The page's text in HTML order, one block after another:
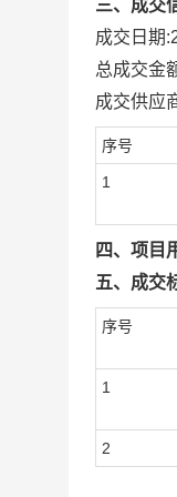
三、成交
成交日期:
总成交金
成交供应
序号
1
四、项目
五、成交
序号
1
2